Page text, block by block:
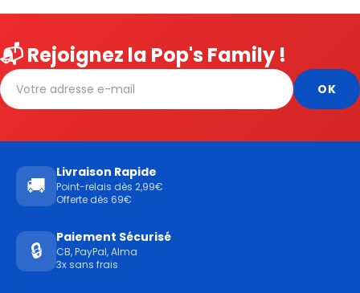
📬 Rejoignez la Pop's Family !
🚚
Livraison Rapide
Point-relais dès 2,99€
Offerte dès 69€
🔒
Paiement Sécurisé
CB, PayPal, Alma
3x sans frais